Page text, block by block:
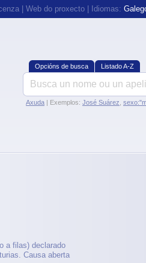
Web do proxecto | Idiomas:
Opcións de busca Listado A-Z
Axuda | Exemplos: José Suárez
a filas) declarado
Causa aberta